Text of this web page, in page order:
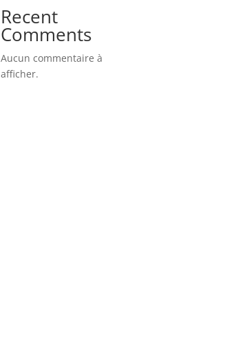
Recent
Comments
Aucun commentaire à
afficher.